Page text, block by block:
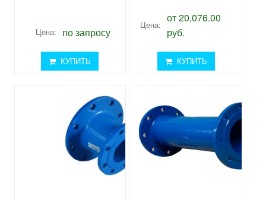
Цена: по запросу
КУПИТЬ
Цена:
от 20,076.00
руб.
КУПИТЬ